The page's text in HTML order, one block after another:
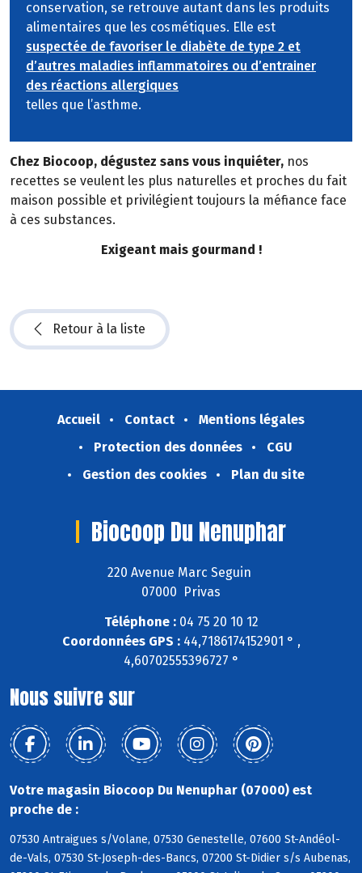
conservation, se retrouve autant dans les produits
alimentaires que les cosmétiques. Elle est
suspectée de favoriser le diabète de type 2 et
d’autres maladies inflammatoires ou d’entrainer
des réactions allergiques
telles que l’asthme.
Chez Biocoop, dégustez sans vous inquiéter, nos
recettes se veulent les plus naturelles et proches du fait
maison possible et privilégient toujours la méfiance face
à ces substances.
Exigeant mais gourmand !
Retour à la liste
Accueil Contact
Mentions légales
Protection des données
CGU
Gestion des cookies
Plan du site
Biocoop Du Nenuphar
220 Avenue Marc Seguin
07000 Privas
Téléphone :04 75 20 10 12
Coordonnées GPS :44,7186174152901 ° ,
4,60702555396727 °
Nous suivre sur
Votre magasin Biocoop Du Nenuphar (07000) est
proche de :
07530 Antraigues s/Volane, 07530 Genestelle, 07600 St-Andéol-
de-Vals, 07530 St-Joseph-des-Bancs, 07200 St-Didier s/s Aubenas,